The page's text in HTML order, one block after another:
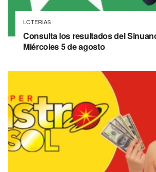
LOTERIAS
Consulta los resultados del
Miércoles 5 de agosto